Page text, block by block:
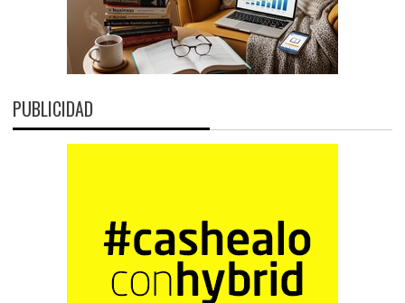
PUBLICIDAD